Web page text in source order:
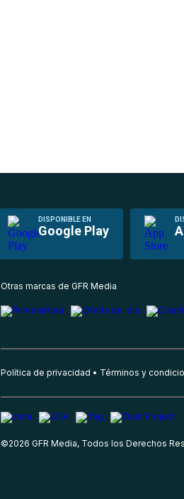
DISPONIBLE EN
Google Play
Otras marcas de GFR Media
Política de privacidad Términos y
©2026 GFR Media, Todos los Derechos